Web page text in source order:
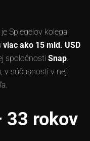
Spiegelov kolega
viac ako 15 mld. USD
spoločnosti Snap.
v súčasnosti v nej
33 rokov